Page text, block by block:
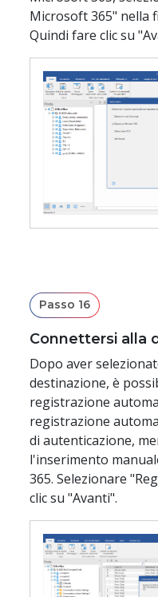
Microsoft 365" nella
Quindi fare clic su
Passo 16
Connettersi alla
Dopo aver
destinazione, è
registrazione
registrazione
di autenticazione,
l'inserimento
365. Selezionare
clic su "Avanti".